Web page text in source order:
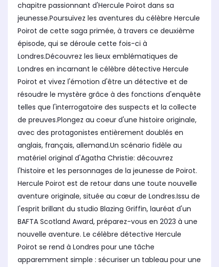
chapitre passionnant d'Hercule Poirot dans sa
jeunesse.Poursuivez les aventures du célèbre Hercule
Poirot de cette saga primée, à travers ce deuxième
épisode, qui se déroule cette fois-ci à
Londres.Découvrez les lieux emblématiques de
Londres en incarnant le célèbre détective Hercule
Poirot et vivez l'émotion d'être un détective et de
résoudre le mystère grâce à des fonctions d'enquête
telles que l'interrogatoire des suspects et la collecte
de preuves.Plongez au coeur d'une histoire originale,
avec des protagonistes entièrement doublés en
anglais, français, allemand.Un scénario fidèle au
matériel original d'Agatha Christie: découvrez
l'histoire et les personnages de la jeunesse de Poirot.
Hercule Poirot est de retour dans une toute nouvelle
aventure originale, située au cœur de Londres.Issu de
l'esprit brillant du studio Blazing Griffin, lauréat d'un
BAFTA Scotland Award, préparez-vous en 2023 à une
nouvelle aventure. Le célèbre détective Hercule
Poirot se rend à Londres pour une tâche
apparemment simple : sécuriser un tableau pour une